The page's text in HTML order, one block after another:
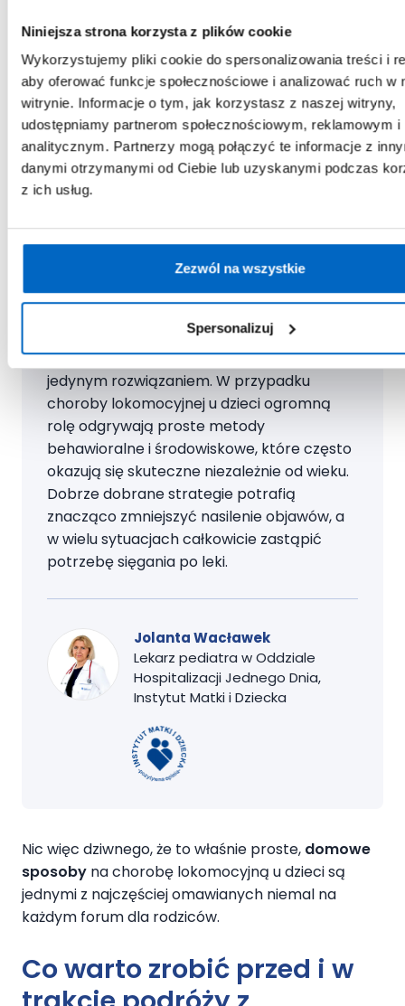
Niniejsza strona korzysta z plików cookie
Wykorzystujemy pliki cookie do spersonalizowania treści i
aby oferować funkcje społecznościowe i analizować ruch w
witrynie. Informacje o tym, jak korzystasz z naszej witryny,
udostępniamy partnerom społecznościowym, reklamowym i
analitycznym. Partnerzy mogą połączyć te informacje z
danymi otrzymanymi od Ciebie lub uzyskanymi podczas
z ich usług.
Zezwól na wszystkie
Spersonalizuj
Sposoby na chorobę
lokomocyjną u dzieci –
sprawdzone domowe
metody behawioralne i
środowiskowe
Ekspert radzi
Choć wielu rodziców w pierwszym odruchu
chorobę lokomocyjną u dzieci, nawet
rocznych maluchów, farmakologia nie jest
jedynym rozwiązaniem. W przypadku
choroby lokomocyjnej u dzieci ogromną
rolę odgrywają proste metody
behawioralne i środowiskowe, które często
okazują się skuteczne niezależnie od wieku.
Dobrze dobrane strategie potrafią
znacząco zmniejszyć nasilenie objawów, a
w wielu sytuacjach całkowicie zastąpić
potrzebę sięgania po leki.
Jolanta Wacławek
Lekarz pediatra w Oddziale
Hospitalizacji Jednego Dnia,
Instytut Matki i Dziecka
Nic więc dziwnego, że to właśnie proste, domowe
sposoby na chorobę lokomocyjną u dzieci są
jednymi z najczęściej omawianych niemal na
każdym forum dla rodziców.
Co warto zrobić przed i w